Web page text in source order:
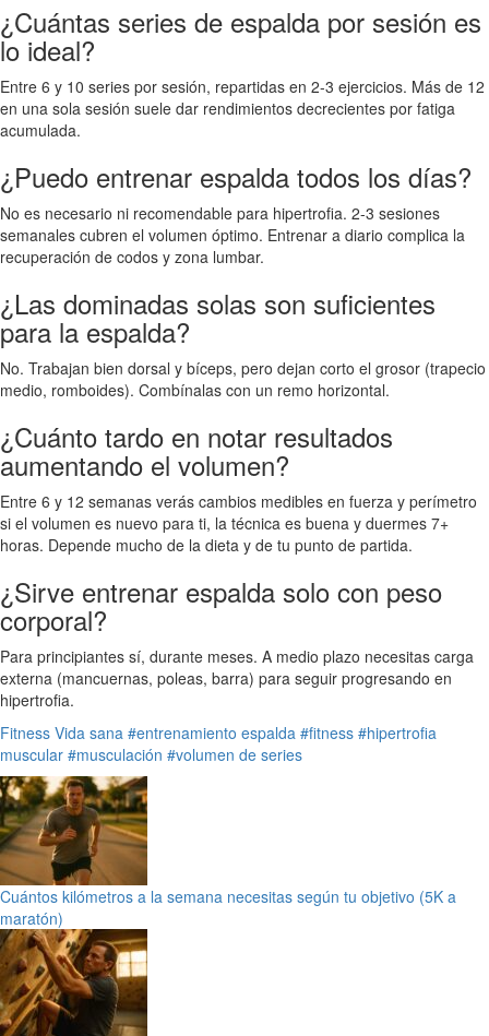
¿Cuántas series de espalda por sesión es
lo ideal?
Entre 6 y 10 series por sesión, repartidas en 2-3 ejercicios. Más de 12
en una sola sesión suele dar rendimientos decrecientes por fatiga
acumulada.
¿Puedo entrenar espalda todos los días?
No es necesario ni recomendable para hipertrofia. 2-3 sesiones
semanales cubren el volumen óptimo. Entrenar a diario complica la
recuperación de codos y zona lumbar.
¿Las dominadas solas son suficientes
para la espalda?
No. Trabajan bien dorsal y bíceps, pero dejan corto el grosor (trapecio
medio, romboides). Combínalas con un remo horizontal.
¿Cuánto tardo en notar resultados
aumentando el volumen?
Entre 6 y 12 semanas verás cambios medibles en fuerza y perímetro
si el volumen es nuevo para ti, la técnica es buena y duermes 7+
horas. Depende mucho de la dieta y de tu punto de partida.
¿Sirve entrenar espalda solo con peso
corporal?
Para principiantes sí, durante meses. A medio plazo necesitas carga
externa (mancuernas, poleas, barra) para seguir progresando en
hipertrofia.
Fitness Vida sana #entrenamiento espalda #fitness #hipertrofia
muscular #musculación #volumen de series
Cuántos kilómetros a la semana necesitas según tu objetivo (5K a
maratón)